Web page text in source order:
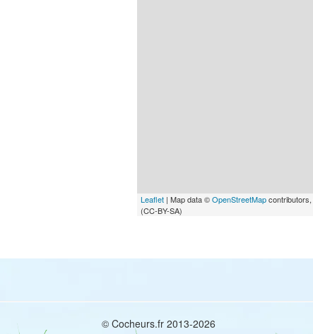
Leaflet| Map data ©OpenStreetMapcontributors,
(CC-BY-SA)
© Cocheurs.fr 2013-2026